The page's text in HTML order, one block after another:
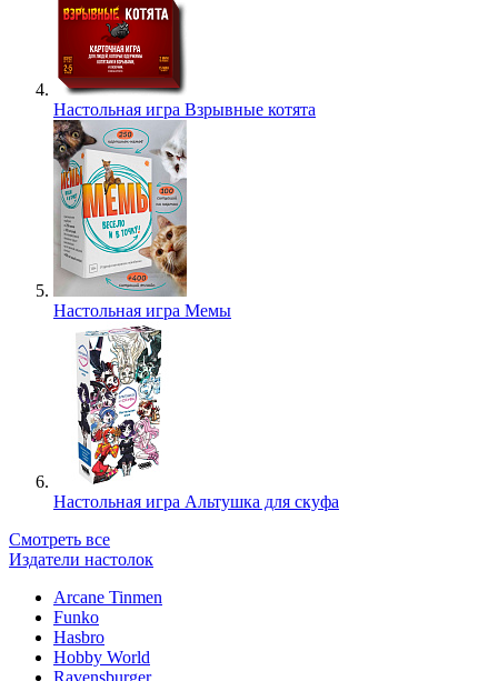
Настольная игра Взрывные котята
Настольная игра Мемы
Настольная игра Альтушка для скуфа
Смотреть все
Издатели настолок
Arcane Tinmen
Funko
Hasbro
Hobby World
Ravensburger